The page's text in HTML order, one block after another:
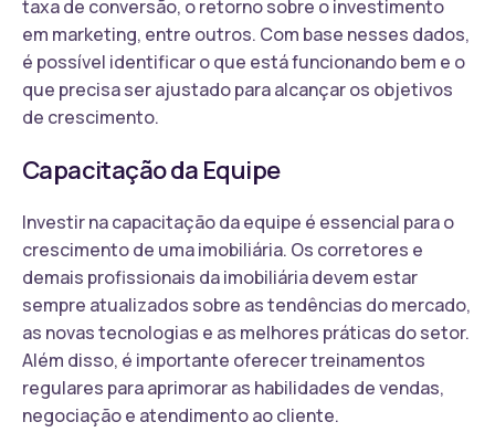
taxa de conversão, o retorno sobre o investimento
em marketing, entre outros. Com base nesses dados,
é possível identificar o que está funcionando bem e o
que precisa ser ajustado para alcançar os objetivos
de crescimento.
Capacitação da Equipe
Investir na capacitação da equipe é essencial para o
crescimento de uma imobiliária. Os corretores e
demais profissionais da imobiliária devem estar
sempre atualizados sobre as tendências do mercado,
as novas tecnologias e as melhores práticas do setor.
Além disso, é importante oferecer treinamentos
regulares para aprimorar as habilidades de vendas,
negociação e atendimento ao cliente.